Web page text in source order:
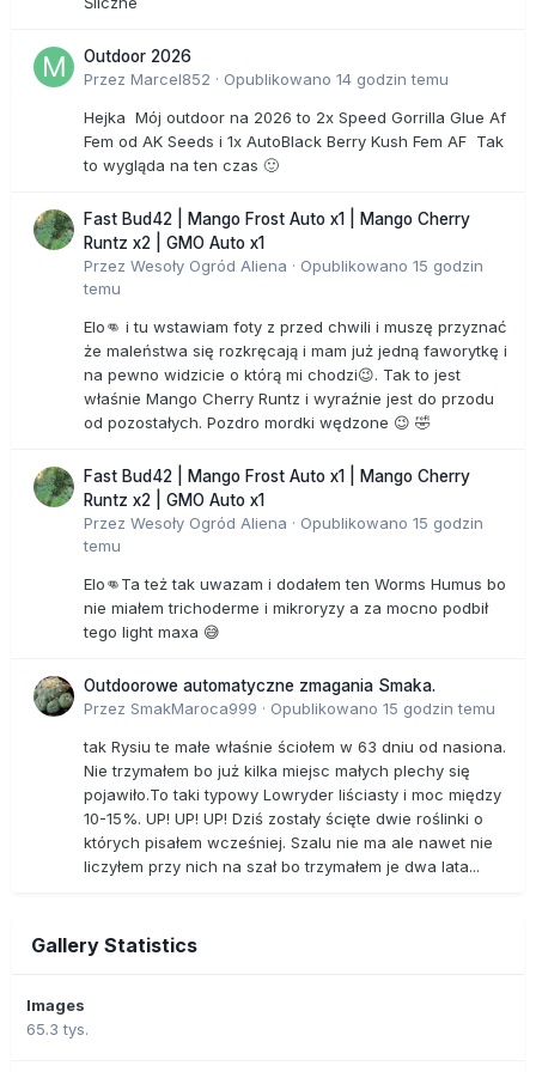
na rynku farmaceutyków nie ma dowiedzionej skuteczności
i działa tylko objawowo. Więc choroby się rozwijają, mimo
dodaje: - Strachu używa się do pobudzenia sprzedaży i
nigdzie nie robi się tego tak bezwstydnie jak w sferze
medycyny i pożywienia. Zostaliśmy uzależnieni od leków, co
recept. Jak celnie podsumowano w filmie Stajemy się niemi,
„wmawia się nam nieumiejętność zapobiegania chorobom
oraz leczenia ich i popycha się całe narody do klękania
przed ołtarzem przemysłu farmaceutycznego”.
W Stanach Zjednoczonych co roku umiera 106 tys. osób z
powodu prawidłowego zażycia prawidłowo przepisanych
leków6. W ciągu 23 lat daje to blisko 2,5 miliona zgonów. W
tym samym okresie, jak wynika z badań, odnotowano tylko
10 przypadków śmiertelnych z powodu użycia witamin -
Jeśli przejrzymy literaturę medyczną z ostatnich 65-75 lat,
to okaże się, że są tysiące artykułów wykazujących, że
wysokie dawki minerałów leczą choroby - mówi Andrew W.
Saul, dietetyk i wykładowca, jeden z redaktorów „Journal of
niedostępne, ponieważ wydrukowano je w magazynach,
których Narodowa Biblioteka Medyczna (USA) nie chce
skatalogować. Żadnej naszej publikacji z ostatnich 41 lat,
się największą biblioteką medyczną świata. Istnieją zatem
pisma medyczne, które są na czarnej liście. Czy to nie jest
Genetyczne oszustwo
Patenty na leki oraz dążenie do wyeliminowania terapii
naturalnych, których opatentować się nie da, to nie jedyny
obszar, nad którym wielkie korporacje chcą przejąć
nie będzie informowany, że produkt, który zamierza kupić,
jest częściowo lub w całości modyfikowany genetycznie -
Wytyczne Kodeksu z 2003 roku stały się podstawą regulacji
prawnych w USA, Kanadzie i Argentynie, będących
Outdoor 2026
Przez Marcel852 · Opublikowano 14 godzin temu
Hejka Mój outdoor na 2026 to 2x Speed Gorrilla Glue Af
Fem od AK Seeds i 1x AutoBlack Berry Kush Fem AF Tak
to wygląda na ten czas 🙂
Fast Bud42 | Mango Frost Auto x1 | Mango Cherry
Runtz x2 | GMO Auto x1
Przez Wesoły Ogród Aliena · Opublikowano 15 godzin
temu
Elo👊 i tu wstawiam foty z przed chwili i muszę przyznać
że maleństwa się rozkręcają i mam już jedną faworytkę i
na pewno widzicie o którą mi chodzi😉. Tak to jest
właśnie Mango Cherry Runtz i wyraźnie jest do przodu
od pozostałych. Pozdro mordki wędzone 😉 🤣
Fast Bud42 | Mango Frost Auto x1 | Mango Cherry
Runtz x2 | GMO Auto x1
Przez Wesoły Ogród Aliena · Opublikowano 15 godzin
temu
Elo👊Ta też tak uwazam i dodałem ten Worms Humus bo
nie miałem trichoderme i mikroryzy a za mocno podbił
tego light maxa 😅
Outdoorowe automatyczne zmagania Smaka.
Przez SmakMaroca999 · Opublikowano 15 godzin temu
tak Rysiu te małe właśnie ściołem w 63 dniu od nasiona.
Nie trzymałem bo już kilka miejsc małych plechy się
pojawiło.To taki typowy Lowryder liściasty i moc między
10-15%. UP! UP! UP! Dziś zostały ścięte dwie roślinki o
których pisałem wcześniej. Szalu nie ma ale nawet nie
liczyłem przy nich na szał bo trzymałem je dwa lata...
Gallery Statistics
Images
65.3 tys.